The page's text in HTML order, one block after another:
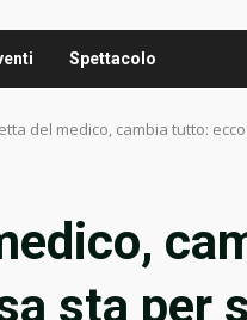
Spettacolo
del medico, cambia tutto:
sta per